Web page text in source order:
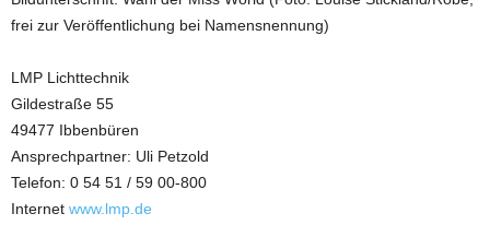
frei zur Veröffentlichung bei Namensnennung)
LMP Lichttechnik
Gildestraße 55
49477 Ibbenbüren
Ansprechpartner: Uli Petzold
Telefon: 0 54 51 / 59 00-800
Internet www.lmp.de